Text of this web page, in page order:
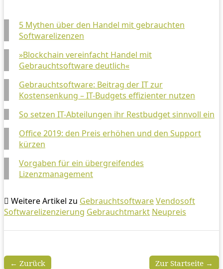
5 Mythen über den Handel mit gebrauchten
Softwarelizenzen
»Blockchain vereinfacht Handel mit
Gebrauchtsoftware deutlich«
Gebrauchtsoftware: Beitrag der IT zur
Kostensenkung – IT-Budgets effizienter nutzen
So setzen IT-Abteilungen ihr Restbudget sinnvoll ein
Office 2019: den Preis erhöhen und den Support
kürzen
Vorgaben für ein übergreifendes
Lizenzmanagement
Weitere Artikel zu GebrauchtsoftwareVendosoft
Softwarelizenzierung Gebrauchtmarkt Neupreis
Zur Startseite →
← Zurück